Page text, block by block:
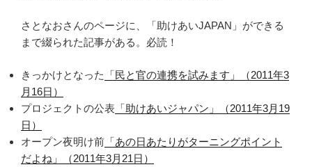
さとなおさんのページに、「助けあいJAPAN」ができる
まで綴られた記事がある。必読！
きっかけとなった
「民と官の連携を試みます」（2011年3
月16日）
プロジェクトの公表 「助けあいジャパン」（2011年3月19
日）
オープン夜明け前 「あの日あたりがターニングポイント
だよね」（2011年3月21日）